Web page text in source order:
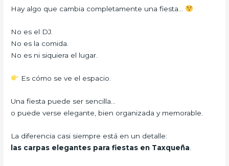
Hay algo que cambia completamente una fiesta…
No es el DJ.
No es la comida.
No es ni siquiera el lugar.
Es cómo se ve el espacio.
Una fiesta puede ser sencilla…
o puede verse elegante, bien organizada y memorable.
La diferencia casi siempre está en un detalle:
las carpas elegantes para fiestas en Taxqueña